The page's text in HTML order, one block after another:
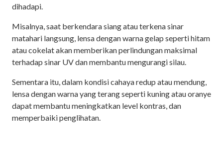
dihadapi.
Misalnya, saat berkendara siang atau terkena sinar
matahari langsung, lensa dengan warna gelap seperti hitam
atau cokelat akan memberikan perlindungan maksimal
terhadap sinar UV dan membantu mengurangi silau.
Sementara itu, dalam kondisi cahaya redup atau mendung,
lensa dengan warna yang terang seperti kuning atau oranye
dapat membantu meningkatkan level kontras, dan
memperbaiki penglihatan.